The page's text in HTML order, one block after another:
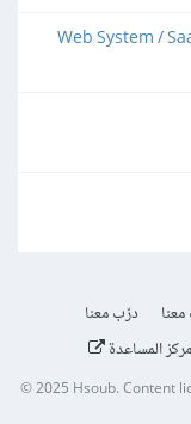
درّب معنا
مركز المساعدة
© 2025 Hsoub.Content